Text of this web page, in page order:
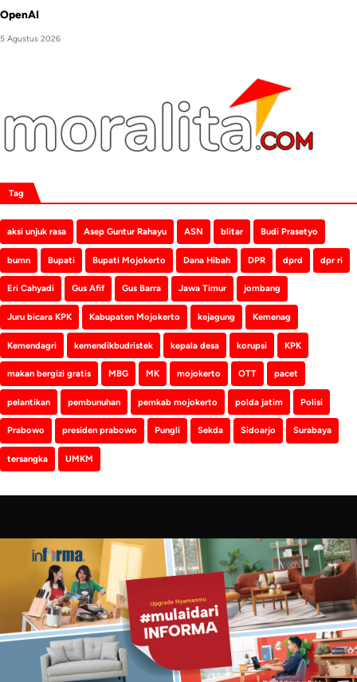
OpenAI
5 Agustus 2026
Tag
aksi unjuk rasa Asep Guntur Rahayu ASN blitar Budi Prasetyo
bumn Bupati Bupati Mojokerto Dana Hibah DPR dprd dpr ri
Eri Cahyadi Gus Afif Gus Barra Jawa Timur jombang
Juru bicara KPK Kabupaten Mojokerto kejagung Kemenag
Kemendagri kemendikbudristek kepala desa korupsi KPK
makan bergizi gratis MBG MK mojokerto OTT pacet
pelantikan pembunuhan pemkab mojokerto polda jatim Polisi
Prabowo presiden prabowo Pungli Sekda Sidoarjo Surabaya
tersangka UMKM